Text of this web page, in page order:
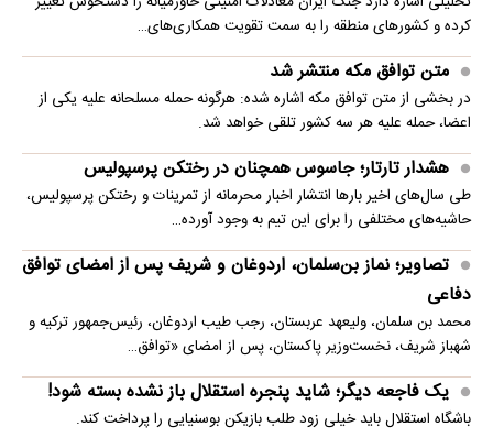
کرده و کشورهای منطقه را به سمت تقویت همکاری‌های…
متن توافق مکه منتشر شد
در بخشی از متن توافق مکه اشاره شده: هرگونه حمله مسلحانه علیه یکی از
اعضا، حمله علیه هر سه کشور تلقی خواهد شد.
هشدار تارتار؛ جاسوس همچنان در رختکن پرسپولیس
طی سال‌های اخیر بارها انتشار اخبار محرمانه از تمرینات و رختکن پرسپولیس،
حاشیه‌های مختلفی را برای این تیم به وجود آورده…
تصاویر؛ نماز بن‌سلمان، اردوغان و شریف پس از امضای توافق
دفاعی
محمد بن سلمان، ولیعهد عربستان، رجب طیب اردوغان، رئیس‌جمهور ترکیه و
شهباز شریف، نخست‌وزیر پاکستان، پس از امضای «توافق…
یک فاجعه دیگر؛ شاید پنجره استقلال باز نشده بسته شود!
باشگاه استقلال باید خیلی زود طلب بازیکن بوسنیایی را پرداخت کند.